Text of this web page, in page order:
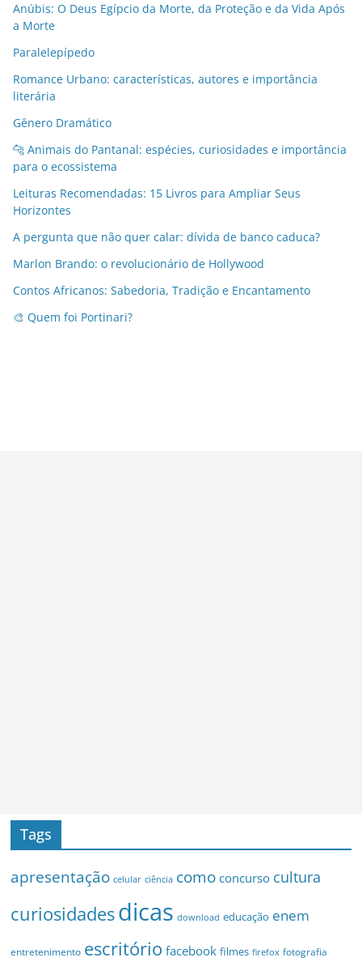
Anúbis: O Deus Egípcio da Morte, da Proteção e da Vida Após
a Morte
Paralelepípedo
Romance Urbano: características, autores e importância
literária
Gênero Dramático
🐆 Animais do Pantanal: espécies, curiosidades e importância
para o ecossistema
Leituras Recomendadas: 15 Livros para Ampliar Seus
Horizontes
A pergunta que não quer calar: dívida de banco caduca?
Marlon Brando: o revolucionário de Hollywood
Contos Africanos: Sabedoria, Tradição e Encantamento
🎨 Quem foi Portinari?
Tags
apresentação celular ciência como concurso cultura
curiosidadesdicas download educação enem
entretenimento escritório facebook filmes firefox fotografia